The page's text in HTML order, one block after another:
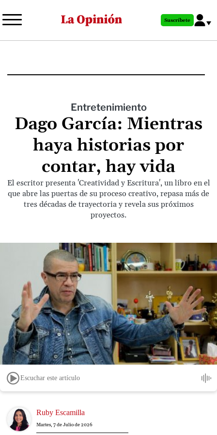
al
principal
Suscríbete
Entretenimiento
Dago García: Mientras
haya historias por
contar, hay vida
El escritor presenta 'Creatividad y Escritura', un libro en el
que abre las puertas de su proceso creativo, repasa más de
tres décadas de trayectoria y revela sus próximos
proyectos.
Escuchar este artículo
Image Ruby Escamilla
Martes, 7 de Julio de 2026